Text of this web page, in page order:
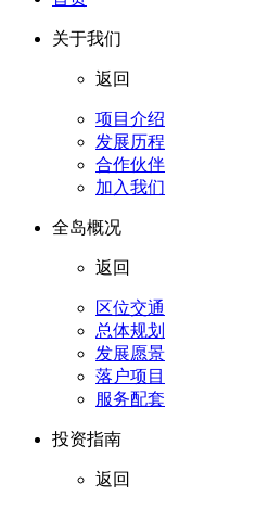
关于我们
返回
项目介绍
发展历程
合作伙伴
加入我们
全岛概况
返回
区位交通
总体规划
发展愿景
落户项目
服务配套
投资指南
返回